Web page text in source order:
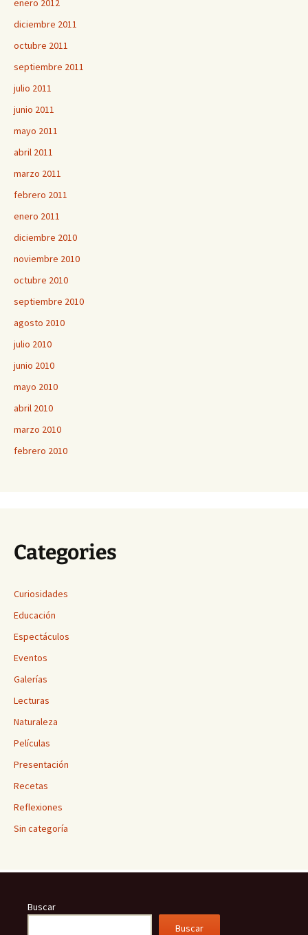
enero 2012
diciembre 2011
octubre 2011
septiembre 2011
julio 2011
junio 2011
mayo 2011
abril 2011
marzo 2011
febrero 2011
enero 2011
diciembre 2010
noviembre 2010
octubre 2010
septiembre 2010
agosto 2010
julio 2010
junio 2010
mayo 2010
abril 2010
marzo 2010
febrero 2010
Categories
Curiosidades
Educación
Espectáculos
Eventos
Galerías
Lecturas
Naturaleza
Películas
Presentación
Recetas
Reflexiones
Sin categoría
Buscar
Buscar